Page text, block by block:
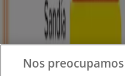
Noticias y prensa
Trabaja con nosotros
Nos